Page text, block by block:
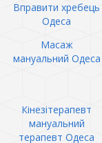
Вправити хребець
Одеса
Масаж
мануальний Одеса
Кінезітерапевт
мануальний
терапевт Одеса